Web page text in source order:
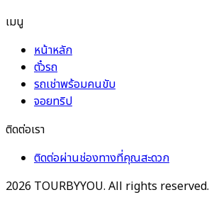
เมนู
หน้าหลัก
ตั๋วรถ
รถเช่าพร้อมคนขับ
จอยทริป
ติดต่อเรา
ติดต่อผ่านช่องทางที่คุณสะดวก
2026 TOURBYYOU. All rights reserved.